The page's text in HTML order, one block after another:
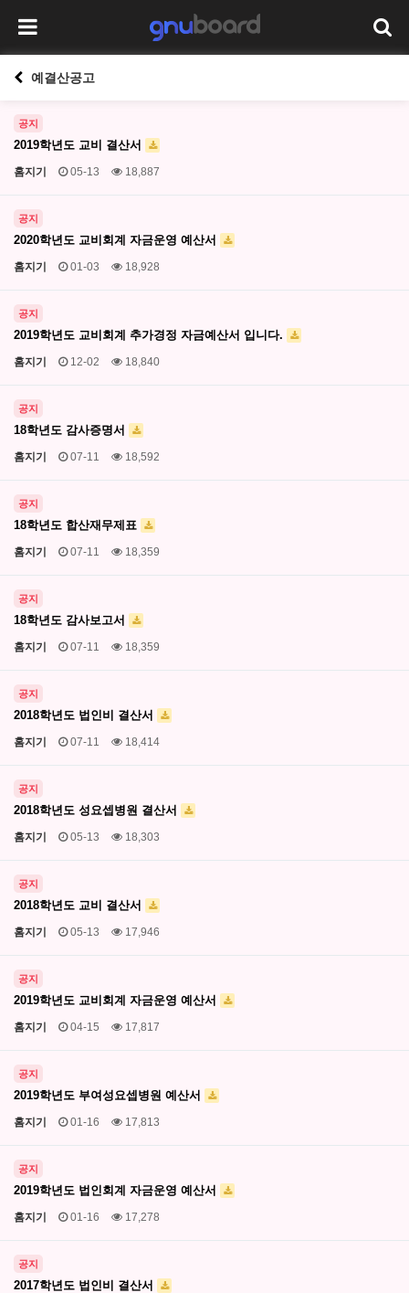
예결산공고
공지
2019학년도 교비 결산서
홈지기 05-13 18,887
공지
2020학년도 교비회계 자금운영 예산서
홈지기 01-03 18,928
공지
2019학년도 교비회계 추가경정 자금예산서 입니다.
홈지기 12-02 18,840
공지
18학년도 감사증명서
홈지기 07-11 18,592
공지
18학년도 합산재무제표
홈지기 07-11 18,359
공지
18학년도 감사보고서
홈지기 07-11 18,359
공지
2018학년도 법인비 결산서
홈지기 07-11 18,414
공지
2018학년도 성요셉병원 결산서
홈지기 05-13 18,303
공지
2018학년도 교비 결산서
홈지기 05-13 17,946
공지
2019학년도 교비회계 자금운영 예산서
홈지기 04-15 17,817
공지
2019학년도 부여성요셉병원 예산서
홈지기 01-16 17,813
공지
2019학년도 법인회계 자금운영 예산서
홈지기 01-16 17,278
공지
2017학년도 법인비 결산서